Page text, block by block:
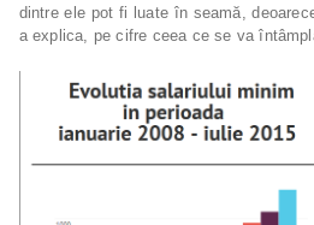
dintre ele pot fi luate în seamă,
a explica, pe cifre ceea ce se va